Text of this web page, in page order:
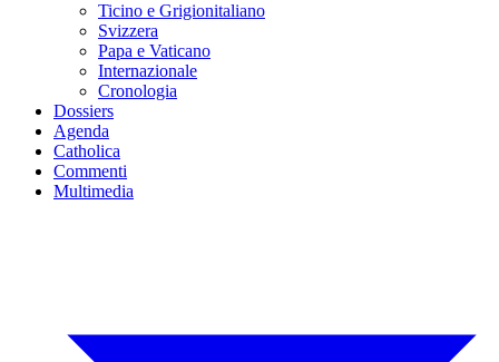
Ticino e Grigionitaliano
Svizzera
Papa e Vaticano
Internazionale
Cronologia
Dossiers
Agenda
Catholica
Commenti
Multimedia